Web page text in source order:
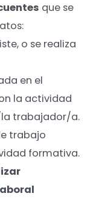
que se
o se realiza
en el
la actividad
trabajador/a.
trabajo
formativa.